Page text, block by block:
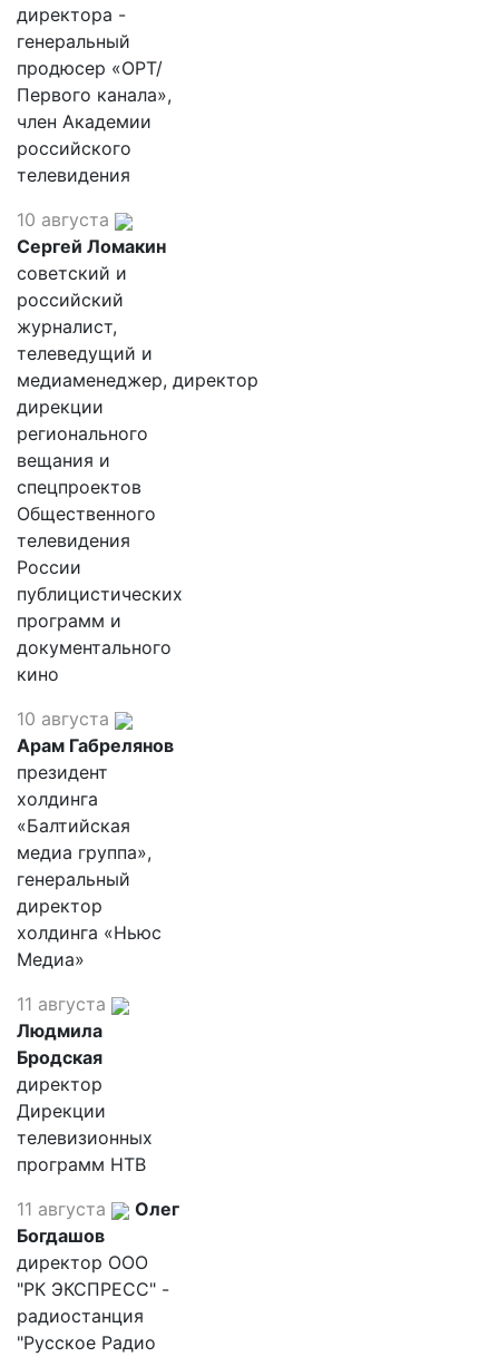
директора -
генеральный
продюсер «ОРТ/
Первого канала»,
член Академии
российского
телевидения
10 августа
Сергей Ломакин
советский и
российский
журналист,
телеведущий и
медиаменеджер, директор
дирекции
регионального
вещания и
спецпроектов
Общественного
телевидения
России
публицистических
программ и
документального
кино
10 августа
Арам Габрелянов
президент
холдинга
«Балтийская
медиа группа»,
генеральный
директор
холдинга «Ньюс
Медиа»
11 августа
Людмила
Бродская
директор
Дирекции
телевизионных
программ НТВ
11 августа
Олег
Богдашов
директор ООО
"РК ЭКСПРЕСС" -
радиостанция
"Русское Радио